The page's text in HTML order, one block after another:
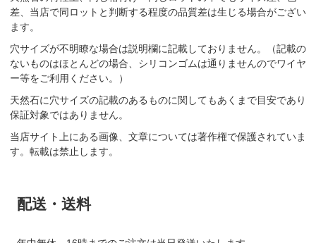
差、当店で同ロットと判断する程度の品質差は生じる場合がござい
ます。
穴サイズが不明瞭な場合は説明欄に記載しておりません。（記載の
ないものはほとんどの場合、シリコンゴムは通りませんのでワイヤ
ー等をご利用ください。）
天然石に穴サイズの記載のあるものに関してもあくまで目安であり
保証対象ではありません。
当店サイト上にある画像、文章については著作権で保護されていま
す。転載は禁止します。
配送・送料